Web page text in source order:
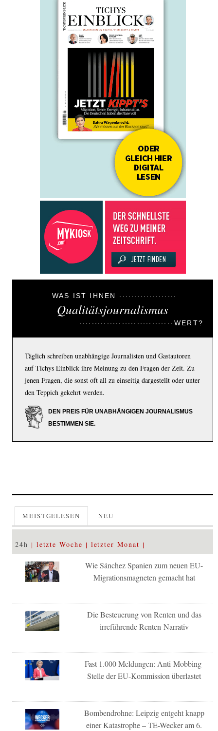
WAS IST IHNEN
Qualitätsjournalismus
WERT?
Täglich schreiben unabhängige Journalisten und Gastautoren
auf Tichys Einblick ihre Meinung zu den Fragen der Zeit. Zu
jenen Fragen, die sonst oft all zu einseitig dargestellt oder unter
den Teppich gekehrt werden.
DEN PREIS FÜR UNABHÄNGIGEN JOURNALISMUS
BESTIMMEN SIE.
MEISTGELESEN NEU
24h letzte Woche letzter Monat
Wie Sánchez Spanien zum neuen EU-
Migrationsmagneten gemacht hat
Die Besteuerung von Renten und das
irreführende Renten-Narrativ
Fast 1.000 Meldungen: Anti-Mobbing-
Stelle der EU-Kommission überlastet
Bombendrohne: Leipzig entgeht knapp
einer Katastrophe – TE-Wecker am 6.